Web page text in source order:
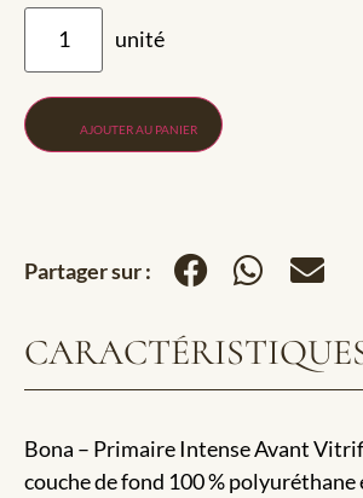
Bona – Primaire Intense Avant
couche de fond 100 % polyuréthane
AJOUTER AU PANIER
Partager sur :